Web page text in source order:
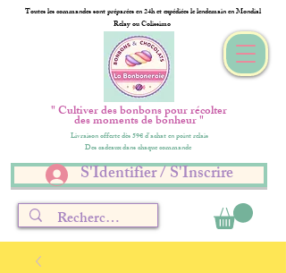
Toutes les commandes sont préparées en 24h et expédiées le lendemain en Mondial
Relay ou Colissimo
" Cultiver des bonbons pour récolter
des moments de bonheur "
Livraison offerte dès 59€ d'achat en point relais
Des cadeaux dans chaque commande
S'Identifier / S'Inscrire